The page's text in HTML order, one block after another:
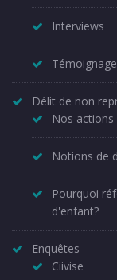
Interviews
Délit de non
Nos actions
Notions de
Pourquoi
d'enfant?
Enquêtes
Ciivise